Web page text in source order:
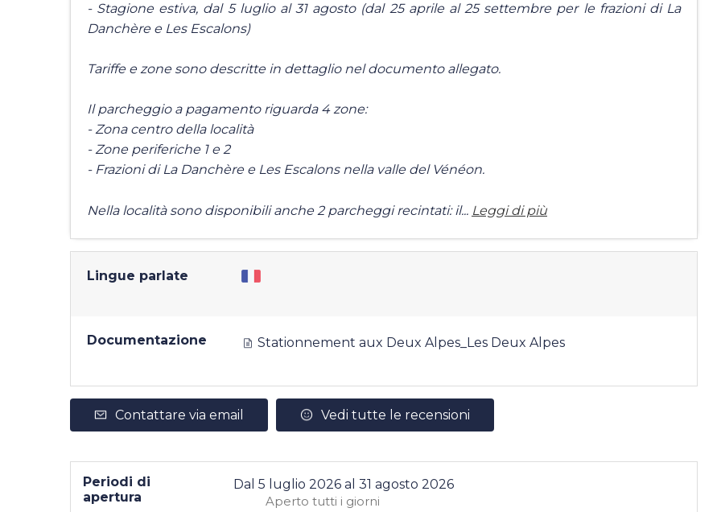
- Stagione estiva, dal 5 luglio al 31 agosto (dal 25 aprile al 25 settembre per le frazioni di La
Danchère e Les Escalons)
Tariffe e zone sono descritte in dettaglio nel documento allegato.
Il parcheggio a pagamento riguarda 4 zone:
- Zona centro della località
- Zone periferiche 1 e 2
- Frazioni di La Danchère e Les Escalons nella valle del Vénéon.
Nella località sono disponibili anche 2 parcheggi recintati: il... Leggi di più
Lingue parlate
Documentazione Stationnement aux Deux Alpes_Les Deux Alpes
Contattare via email Vedi tutte le recensioni
Periodi di
apertura
Dal 5 luglio 2026 al 31 agosto 2026
Aperto tutti i giorni